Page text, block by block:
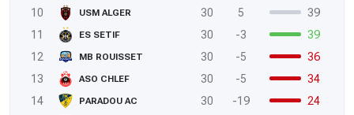
10
USM ALGER 30 5
39
11
ES SETIF 30 -3
39
12
MB ROUISSET 30 -5
36
13
ASO CHLEF 30 -5
34
14
PARADOU AC 30 -19
24